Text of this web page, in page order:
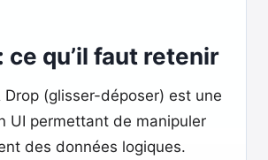
ce qu’il faut retenir
Drop (glisser-déposer) est une
UI permettant de manipuler
des données logiques.